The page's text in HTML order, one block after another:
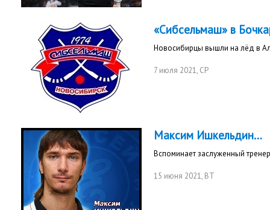
«Сибсельмаш» в
Новосибирцы вышли на лёд в
7 июля 2021, СР
Максим Ишкельдин…
Вспоминает заслуженный
15 июня 2021, ВТ